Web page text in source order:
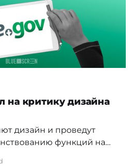
открытии
новых областях Ұлытау,
на критику дизайна
дизайн и проведут
функций на